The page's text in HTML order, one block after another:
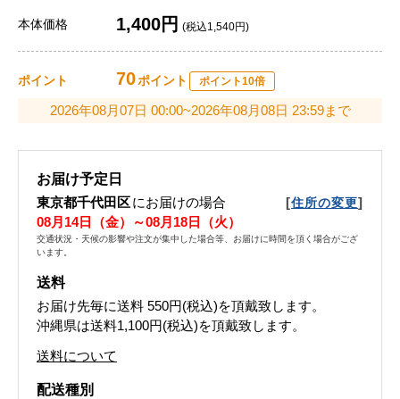
本体価格 1,400円 (税込1,540円)
ポイント 70ポイント ポイント10倍
2026年08月07日 00:00~2026年08月08日 23:59まで
お届け予定日
東京都千代田区にお届けの場合 [住所の変更]
08月14日（金）～08月18日（火）
交通状況・天候の影響や注文が集中した場合等、お届けに時間を頂く場合がござ
います。
送料
お届け先毎に送料 550円(税込)を頂戴致します。
沖縄県は送料1,100円(税込)を頂戴致します。
送料について
配送種別